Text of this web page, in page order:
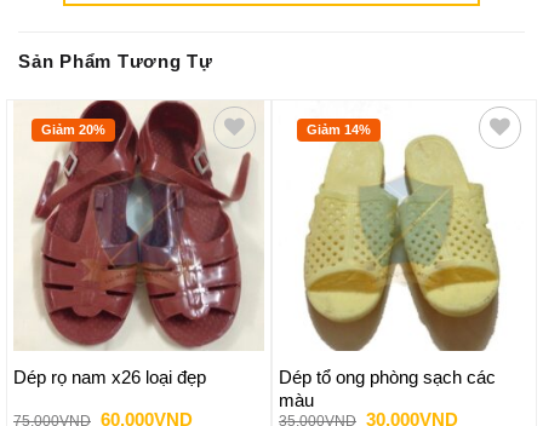
Sản Phẩm Tương Tự
Giảm 20%
Dép rọ nam x26 loại đẹp
75,000VND Giá
60,000VNDGiá
Giảm 14%
Dép tổ ong phòng sạch các
màu
35,000VND Giá
30,000VNDGiá